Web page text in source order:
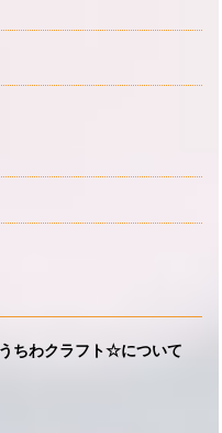
ちわクラフト☆について